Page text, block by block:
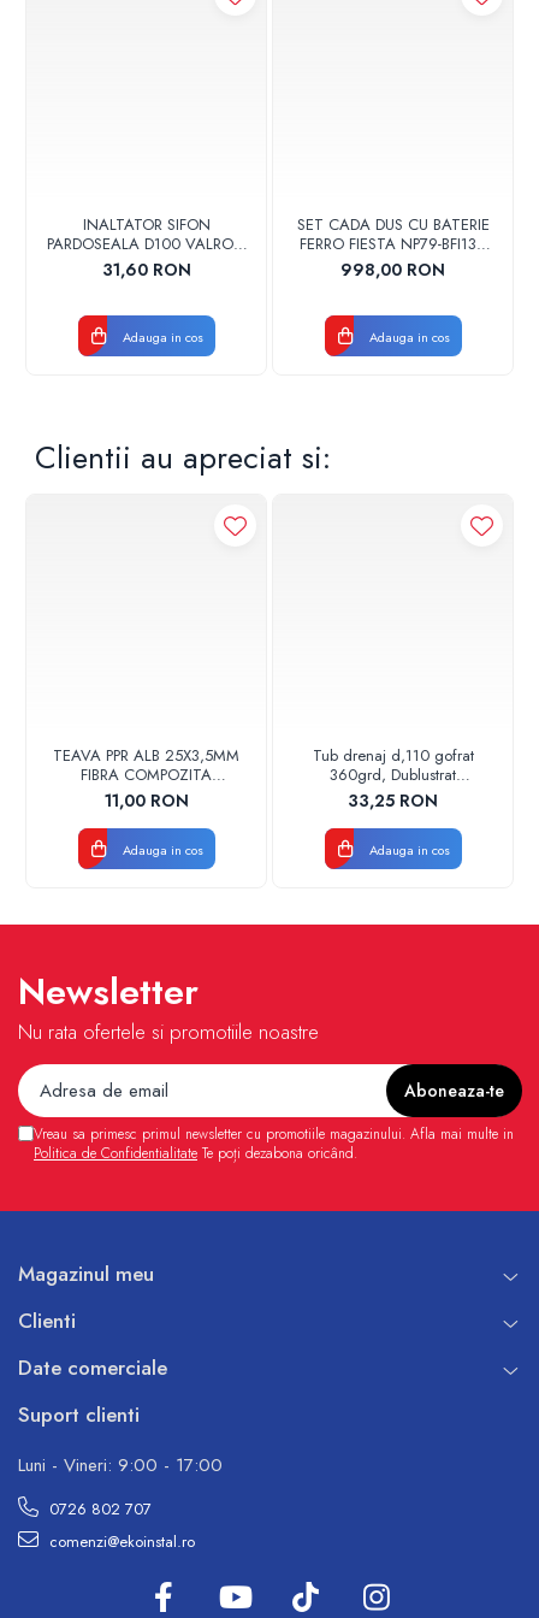
INALTATOR SIFON
PARDOSEALA D100 VALROM
17001900004
31,60 RON
Adauga in cos
SET CADA DUS CU BATERIE
FERRO FIESTA NP79-BFI13U
CROM
998,00 RON
Adauga in cos
Clientii au apreciat si:
TEAVA PPR ALB 25X3,5MM
FIBRA COMPOZITA
10033025004
VALDUOTHERM VALROM
11,00 RON
Adauga in cos
Tub drenaj d,110 gofrat
360grd, Dublustrat
verde/negru 110152 Drainkit
33,25 RON
Adauga in cos
Newsletter
Nu rata ofertele si promotiile noastre
Vreau sa primesc primul newsletter cu promotiile magazinului. Afla mai multe in
Politica de Confidentialitate Te poți dezabona oricând.
Magazinul meu
Clienti
Date comerciale
Suport clienti
Luni - Vineri: 9:00 - 17:00
0726 802 707
comenzi@ekoinstal.ro